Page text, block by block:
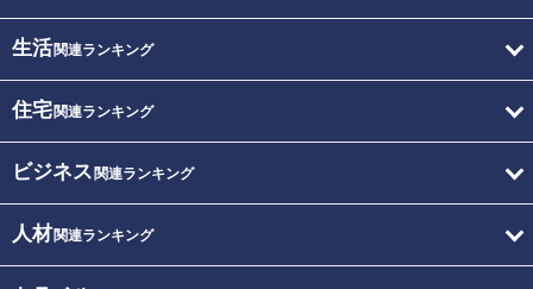
生活関連ランキング
住宅関連ランキング
ビジネス 関連ランキング
人材関連ランキング